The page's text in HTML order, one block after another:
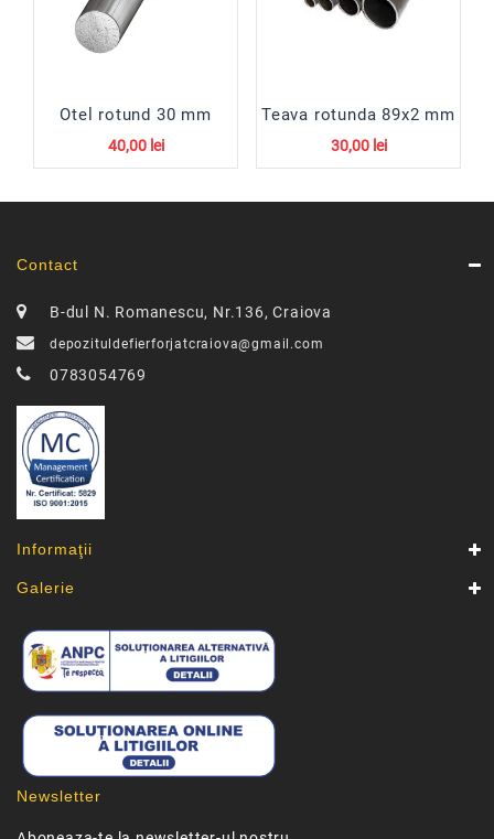
Otel rotund 30 mm
40,00 lei
Teava rotunda 89x2 mm
30,00 lei
Contact
B-dul N. Romanescu, Nr.136, Craiova
depozituldefierforjatcraiova@gmail.com
0783054769
Informaţii
Galerie
Newsletter